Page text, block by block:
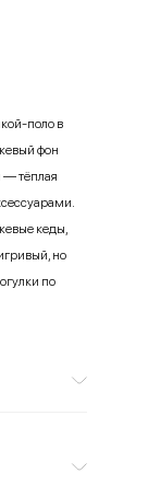
поло в
фон
— тёплая
кеды,
но
по